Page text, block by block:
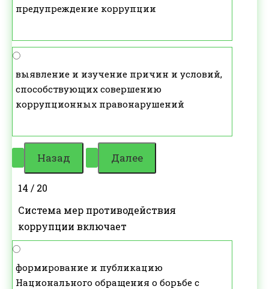
предупреждение коррупции
выявление и изучение причин и условий,
способствующих совершению
коррупционных правонарушений
14 / 20
Система мер противодействия
коррупции включает
формирование и публикацию
Национального обращения о борьбе с